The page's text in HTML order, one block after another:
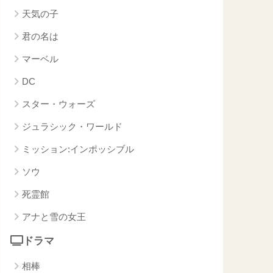
天気の子
君の名は
マーベル
DC
スター・ウォーズ
ジュラシック・ワールド
ミッション:インポッシブル
ソウ
死霊館
アナと雪の女王
ドラマ
相棒